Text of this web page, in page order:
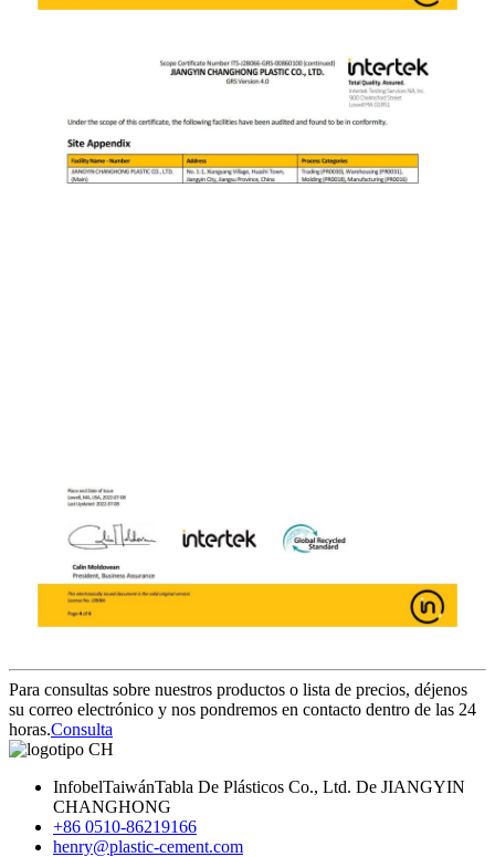
Para consultas sobre nuestros productos o lista de precios, déjenos
su correo electrónico y nos pondremos en contacto dentro de las 24
horas.Consulta
InfobelTaiwánTabla De Plásticos Co., Ltd. De JIANGYIN
CHANGHONG
+86 0510-86219166
henry@plastic-cement.com